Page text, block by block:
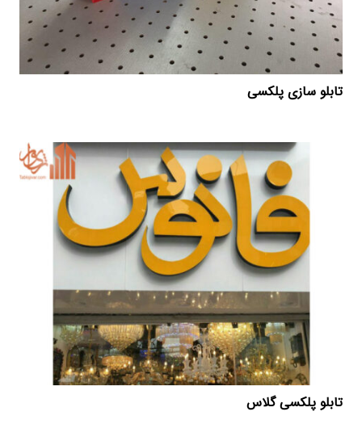
تابلو سازی پلکسی
تابلو پلکسی گلاس